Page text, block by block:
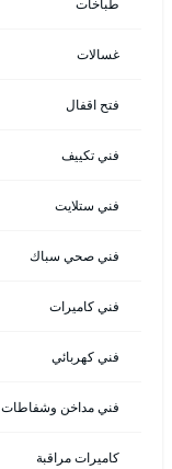
طباخات
غسالات
فتح اقفال
فني تكييف
فني ستلايت
فني صحي سباك
فني كاميرات
فني كهربائي
فني مداخن وشفاطات
كاميرات مراقبة